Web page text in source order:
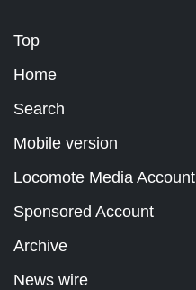
Top
Home
Search
Mobile version
Locomote Media Account
Sponsored Account
Archive
News wire